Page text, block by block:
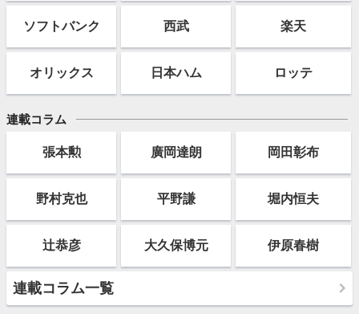
ソフトバンク 西武 楽天
オリックス 日本ハム ロッテ
連載コラム
張本勲 廣岡達朗 岡田彰布
野村克也 平野謙 堀内恒夫
辻恭彦 大久保博元 伊原春樹
連載コラム一覧